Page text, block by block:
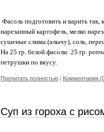
Фасоль подготовить и варить
нарезанный картофель, мелко
сушеные сливы (алычу), соль,
На 25 гр. белой фасоли: 25 гр.
петрушки по вкусу.
Прочитать полностью | Комментарии
Суп из гороха с